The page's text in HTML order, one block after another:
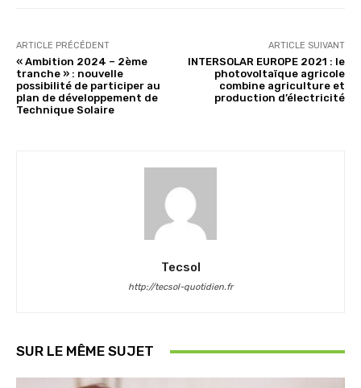
ARTICLE PRÉCÉDENT
« Ambition 2024 – 2ème
tranche » : nouvelle
possibilité de participer au
plan de développement de
Technique Solaire
ARTICLE SUIVANT
INTERSOLAR EUROPE 2021 : le
photovoltaïque agricole
combine agriculture et
production d’électricité
Tecsol
http://tecsol-quotidien.fr
SUR LE MÊME SUJET